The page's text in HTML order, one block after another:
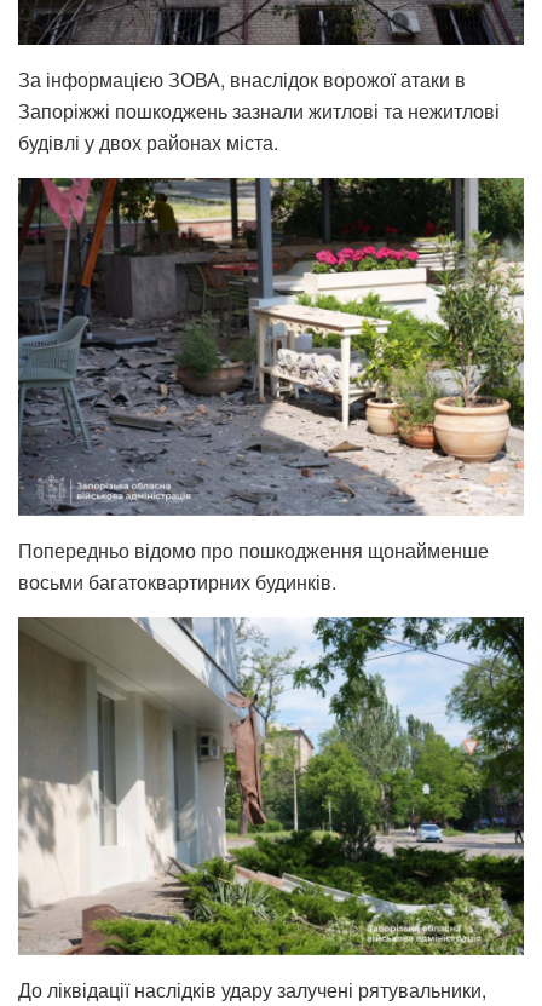
За інформацією ЗОВА, внаслідок ворожої атаки в
Запоріжжі пошкоджень зазнали житлові та нежитлові
будівлі у двох районах міста.
Попередньо відомо про пошкодження щонайменше
восьми багатоквартирних будинків.
До ліквідації наслідків удару залучені рятувальники,